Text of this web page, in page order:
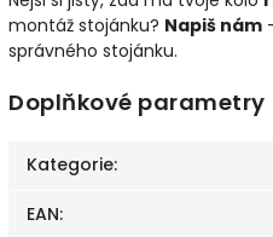
montáž stojánku? Napiš nám
správného stojánku.
Doplňkové parametry
Kategorie:
EAN: